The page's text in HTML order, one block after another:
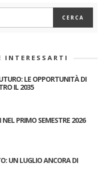
INTERESSARTI
LE OPPORTUNITÀ DI
IL 2035
PRIMO SEMESTRE 2026
UN LUGLIO ANCORA DI